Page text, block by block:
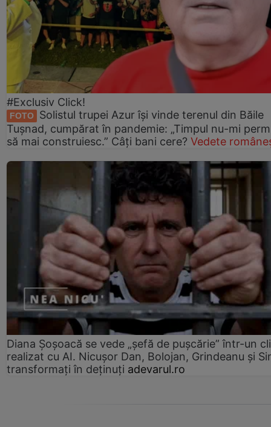
#Exclusiv Click!
FOTO
Solistul trupei Azur își vinde terenul din Băile
Tușnad, cumpărat în pandemie: „Timpul nu-mi
să mai construiesc.” Câți bani cere? Vedete
Diana Șoșoacă se vede „șefă de pușcărie” într-un
realizat cu AI. Nicușor Dan, Bolojan, Grindeanu și
transformați în deținuți adevarul.ro